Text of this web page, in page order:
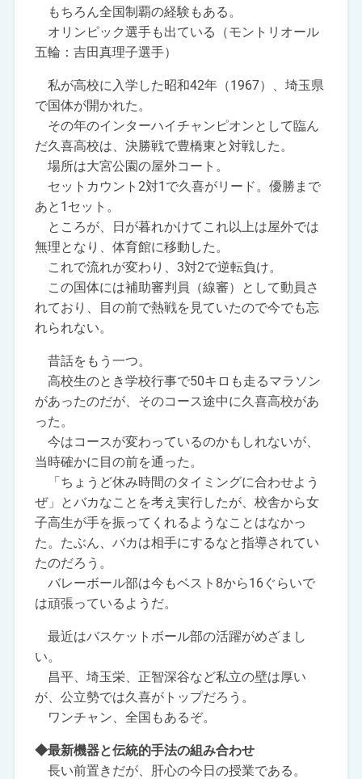
もちろん全国制覇の経験もある。
オリンピック選手も出ている（モントリオール
五輪：吉田真理子選手）
私が高校に入学した昭和42年（1967）、埼玉県
で国体が開かれた。
その年のインターハイチャンピオンとして臨ん
だ久喜高校は、決勝戦で豊橋東と対戦した。
場所は大宮公園の屋外コート。
セットカウント2対1で久喜がリード。優勝まで
あと1セット。
ところが、日が暮れかけてこれ以上は屋外では
無理となり、体育館に移動した。
これで流れが変わり、3対2で逆転負け。
この国体には補助審判員（線審）として動員さ
れており、目の前で熱戦を見ていたので今でも忘
れられない。
昔話をもう一つ。
高校生のとき学校行事で50キロも走るマラソン
があったのだが、そのコース途中に久喜高校があ
った。
今はコースが変わっているのかもしれないが、
当時確かに目の前を通った。
「ちょうど休み時間のタイミングに合わせよう
ぜ」とバカなことを考え実行したが、校舎から女
子高生が手を振ってくれるようなことはなかっ
た。たぶん、バカは相手にするなと指導されてい
たのだろう。
バレーボール部は今もベスト8から16ぐらいで
は頑張っているようだ。
最近はバスケットボール部の活躍がめざまし
い。
昌平、埼玉栄、正智深谷など私立の壁は厚い
が、公立勢では久喜がトップだろう。
ワンチャン、全国もあるぞ。
◆最新機器と伝統的手法の組み合わせ
長い前置きだが、肝心の今日の授業である。